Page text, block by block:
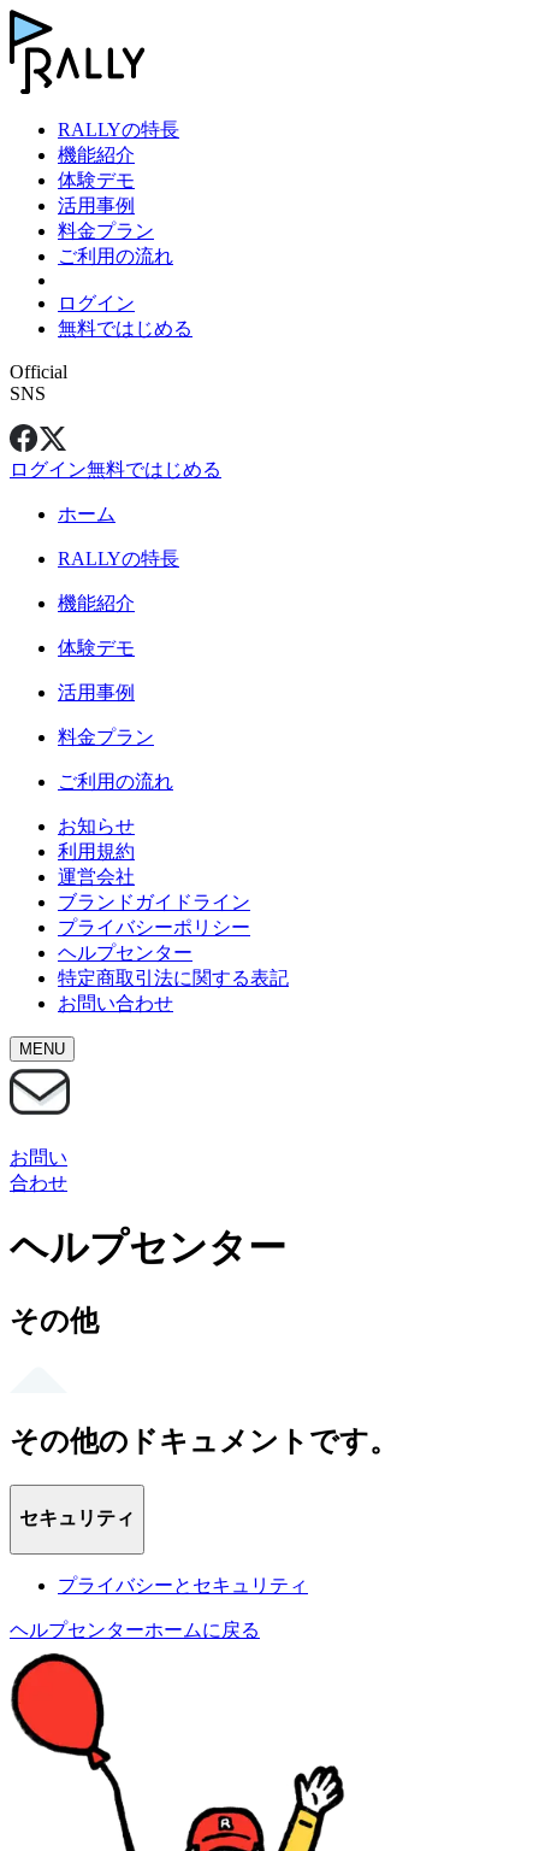
RALLYの特長
機能紹介
体験デモ
活用事例
料金プラン
ご利用の流れ
ログイン
無料ではじめる
Official
SNS
ログイン無料ではじめる
ホーム
RALLYの特長
機能紹介
体験デモ
活用事例
料金プラン
ご利用の流れ
お知らせ
利用規約
運営会社
ブランドガイドライン
プライバシーポリシー
ヘルプセンター
特定商取引法に関する表記
お問い合わせ
MENU
お問い
合わせ
ヘルプセンター
その他
その他のドキュメントです。
セキュリティ
プライバシーとセキュリティ
ヘルプセンターホームに戻る